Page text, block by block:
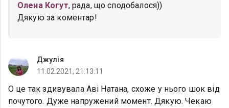
Олена Когут, рада, що сподобалося))
Дякую за коментар!
Джулія
11.02.2021, 21:13:11
О це так здивувала Аві Натана, схоже у нього шок від
почутого. Дуже напружений момент. Дякую. Чекаю